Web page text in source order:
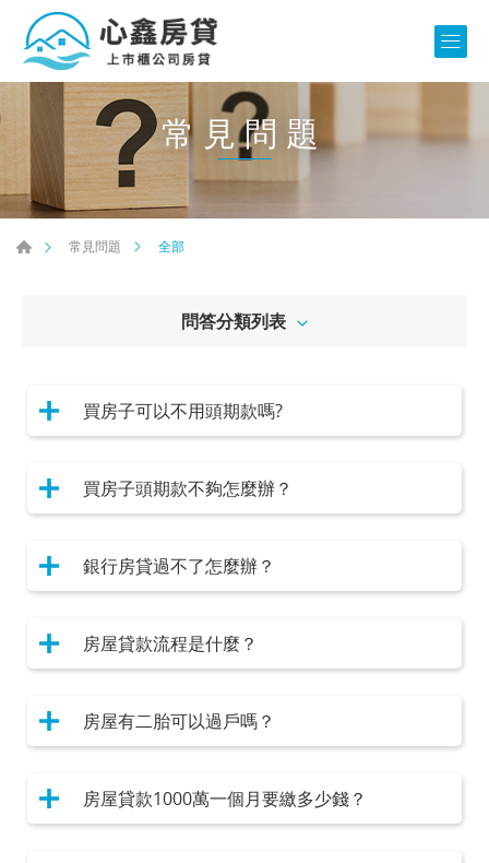
常見問題
常見問題 全部
問答分類列表
買房子可以不用頭期款嗎?
買房子頭期款不夠怎麼辦？
銀行房貸過不了怎麼辦？
房屋貸款流程是什麼？
房屋有二胎可以過戶嗎？
房屋貸款1000萬一個月要繳多少錢？